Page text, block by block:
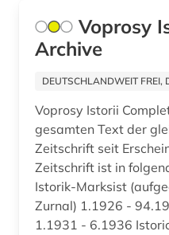
avantgarde (1)
axel oxenstierna (1)
bad kissingen (1)
bad reichenhall (1)
Polen (19)
Rheinland-Pfalz (5)
Rumänien (3)
Saarland (1)
Voprosy
Archive
DEUTSCHLANDWEIT FREI,
Voprosy Istorii
gesamten Text der
Zeitschrift seit
Zeitschrift ist in
Istorik-Marksist
Zurnal) 1.1926 -
1.1931 - 6.1936